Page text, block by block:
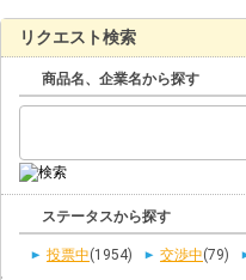
リクエスト検索
商品名、企業名から探す
ステータスから探す
投票中(1954) 交渉中(79)